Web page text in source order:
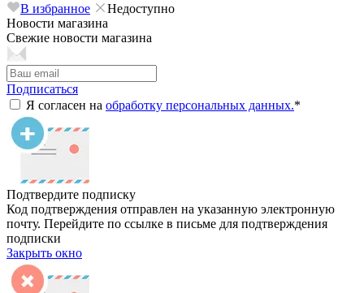
В избранное
Недоступно
Новости магазина
Свежие новости магазина
Подписаться
Я согласен на обработку персональных данных.*
Подтвердите подписку
Код подтверждения отправлен на указанную электронную
почту. Перейдите по ссылке в письме для подтверждения
подписки
Закрыть окно